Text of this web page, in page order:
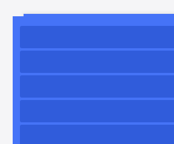
باب اسفنجی فصل ۱۷
۶ (زیرنویس) منتشر شد